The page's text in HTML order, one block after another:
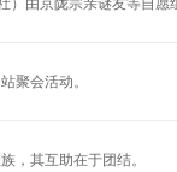
）由京陇宗亲谜友等自
聚会活动。
，其互助在于团结。